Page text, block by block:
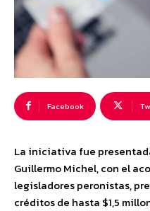
Facebook
La iniciativa fue
Guillermo Michel, con el
legisladores peronistas,
créditos de hasta $1,5